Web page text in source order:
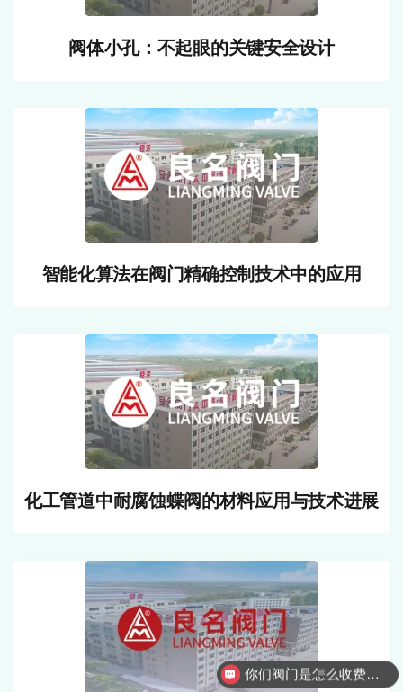
阀体小孔：不起眼的关键安全设计
智能化算法在阀门精确控制技术中的应用
化工管道中耐腐蚀蝶阀的材料应用与技术进展
你们阀门是怎么收费的呢